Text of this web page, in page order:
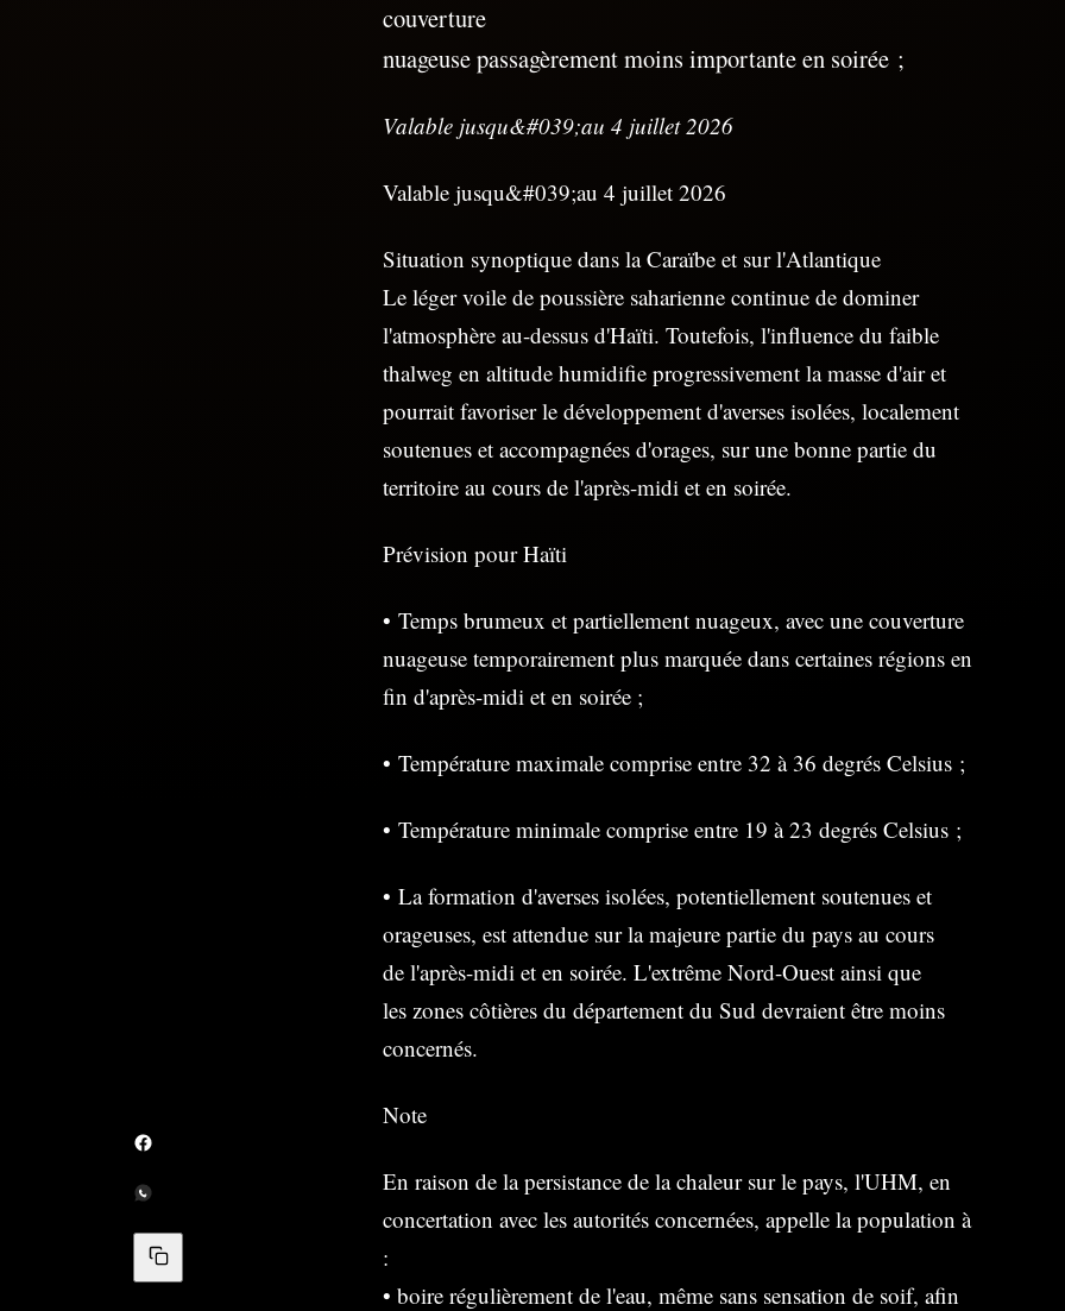
couverture
nuageuse passagèrement moins importante en soirée ;
Valable jusqu&#039;au 4 juillet 2026
Valable jusqu&#039;au 4 juillet 2026
Situation synoptique dans la Caraïbe et sur l'Atlantique
Le léger voile de poussière saharienne continue de dominer
l'atmosphère au-dessus d'Haïti. Toutefois, l'influence du faible
thalweg en altitude humidifie progressivement la masse d'air et
pourrait favoriser le développement d'averses isolées, localement
soutenues et accompagnées d'orages, sur une bonne partie du
territoire au cours de l'après-midi et en soirée.
Prévision pour Haïti
• Temps brumeux et partiellement nuageux, avec une couverture
nuageuse temporairement plus marquée dans certaines régions en
fin d'après-midi et en soirée ;
• Température maximale comprise entre 32 à 36 degrés Celsius ;
• Température minimale comprise entre 19 à 23 degrés Celsius ;
• La formation d'averses isolées, potentiellement soutenues et
orageuses, est attendue sur la majeure partie du pays au cours
de l'après-midi et en soirée. L'extrême Nord-Ouest ainsi que
les zones côtières du département du Sud devraient être moins
concernés.
Note
En raison de la persistance de la chaleur sur le pays, l'UHM, en
concertation avec les autorités concernées, appelle la population à
:
• boire régulièrement de l'eau, même sans sensation de soif, afin